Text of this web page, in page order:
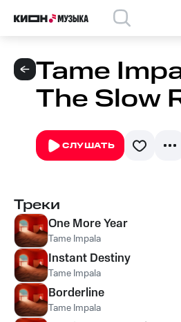
Tame
The Slow
СЛУШАТЬ
Треки
One More Year
Tame Impala
Instant Destiny
Tame Impala
Borderline
Tame Impala